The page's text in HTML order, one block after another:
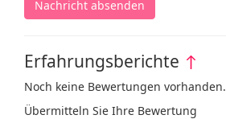
Nachricht absenden
Erfahrungsberichte ↑
Noch keine Bewertungen vorhanden.
Übermitteln Sie Ihre Bewertung